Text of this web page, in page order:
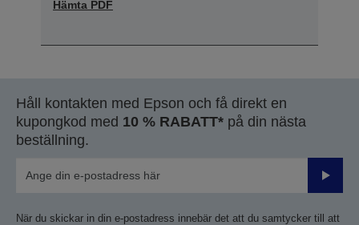
Hämta PDF
Håll kontakten med Epson och få direkt en
kupongkod med 10 % RABATT* på din nästa
beställning.
Skicka
När du skickar in din e-postadress innebär det att du samtycker till att